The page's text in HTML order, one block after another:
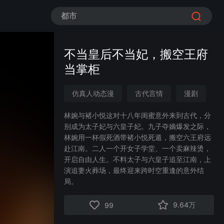
都市
不当皇后不当妃，搬空王府
当掌柜
仿真人动态漫 古代言情
漫剧
追妻火葬场
女性成长
林婉与褚小悦这对十八年闺蜜意外来到古代，分
别成为太子妃与六皇子妃。九子夺嫡爆发之际，
林婉用一杯假死酒带褚小悦死遁，搬空六王府远
赴江南。二人一个开女子学堂、一个卖麻辣烫，
开启自由人生。不料太子与六皇子追至江南，上
演追妻火葬场，最终迎来跨时空重逢的意外结
局。
99 9.64万